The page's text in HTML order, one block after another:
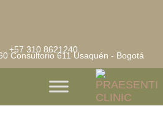
+57 310 8621240
Consultorio 611 Usaquén - Bogotá